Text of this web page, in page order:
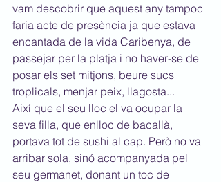
vam descobrir que aquest any tampoc
faria acte de presència ja que estava
encantada de la vida Caribenya, de
passejar per la platja i no haver-se de
posar els set mitjons, beure sucs
troplicals, menjar peix, llagosta...
Així que el seu lloc el va ocupar la
seva filla, que enlloc de bacallà,
portava tot de sushi al cap. Però no va
arribar sola, sinó acompanyada pel
seu germanet, donant un toc de